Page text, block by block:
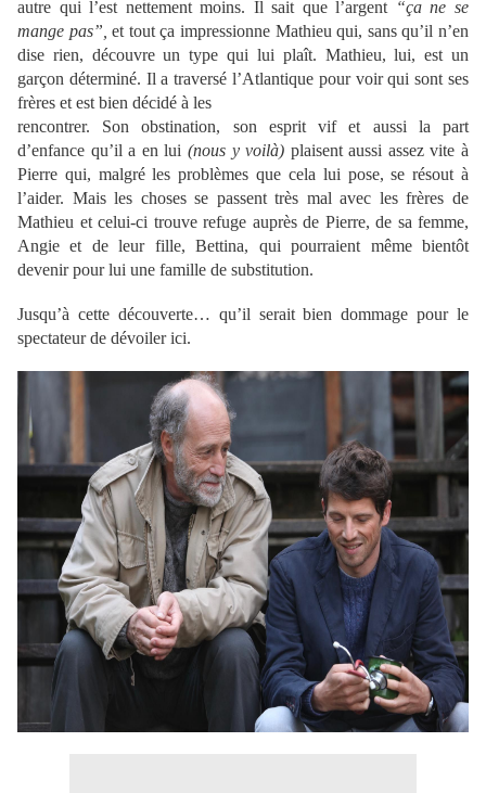
autre qui l’est nettement moins. Il sait que l’argent “ça ne se
mange pas”, et tout ça impressionne Mathieu qui, sans qu’il n’en
dise rien, découvre un type qui lui plaît. Mathieu, lui, est un
garçon déterminé. Il a traversé l’Atlantique pour voir qui sont ses
frères et est bien décidé à les
rencontrer. Son obstination, son esprit vif et aussi la part
d’enfance qu’il a en lui (nous y voilà) plaisent aussi assez vite à
Pierre qui, malgré les problèmes que cela lui pose, se résout à
l’aider. Mais les choses se passent très mal avec les frères de
Mathieu et celui-ci trouve refuge auprès de Pierre, de sa femme,
Angie et de leur fille, Bettina, qui pourraient même bientôt
devenir pour lui une famille de substitution.
Jusqu’à cette découverte… qu’il serait bien dommage pour le
spectateur de dévoiler ici.